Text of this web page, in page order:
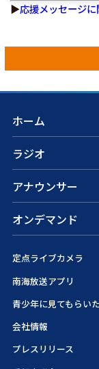
▶応援メッセージ
ホーム
ラジオ
アナウンサー
オンデマンド
定点ライブカメラ
南海放送アプリ
青少年に見てもらい
会社情報
プレスリリース